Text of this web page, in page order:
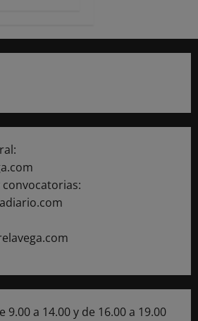
9.00 a 14.00 y de 16.00 a 19.00